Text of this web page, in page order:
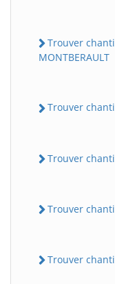
Trouver
MONTBERAULT
Trouver
Trouver
Trouver
Trouver